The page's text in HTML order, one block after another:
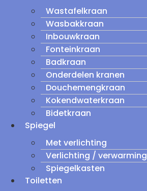
Wastafelkraan
Wasbakkraan
Inbouwkraan
Fonteinkraan
Badkraan
Onderdelen kranen
Douchemengkraan
Kokendwaterkraan
Bidetkraan
Spiegel
Met verlichting
Verlichting / verwarming
Spiegelkasten
Toiletten